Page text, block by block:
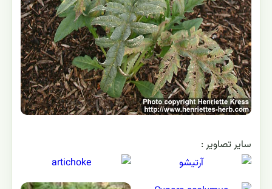
ساير تصاوير :